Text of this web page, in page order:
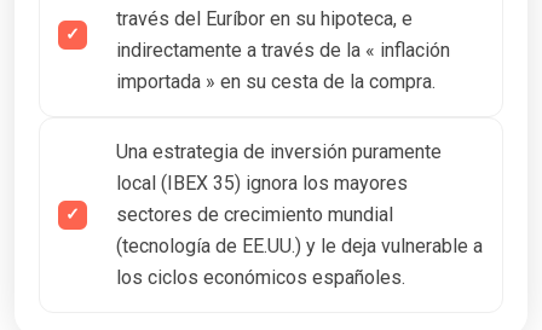
través del Euríbor en su hipoteca, e
indirectamente a través de la « inflación
importada » en su cesta de la compra.
Una estrategia de inversión puramente
local (IBEX 35) ignora los mayores
sectores de crecimiento mundial
(tecnología de EE.UU.) y le deja vulnerable a
los ciclos económicos españoles.